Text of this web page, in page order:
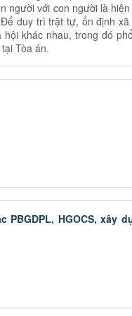
người với con người là
duy trì trật tự, ổn định
khác nhau, trong đó
Tòa án.
HGOCS, xây